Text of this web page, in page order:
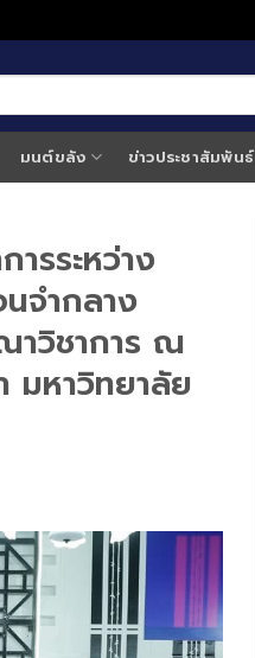
มนต์ขลัง ข่าวประชาสัมพันธ์
รระหว่าง
จำกลาง
าวิชาการ ณ
มหาวิทยาลัย